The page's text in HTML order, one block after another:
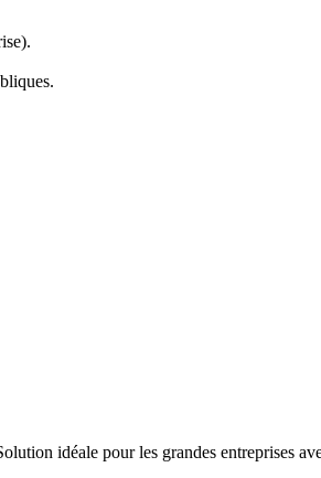
idéale pour les grandes entreprises